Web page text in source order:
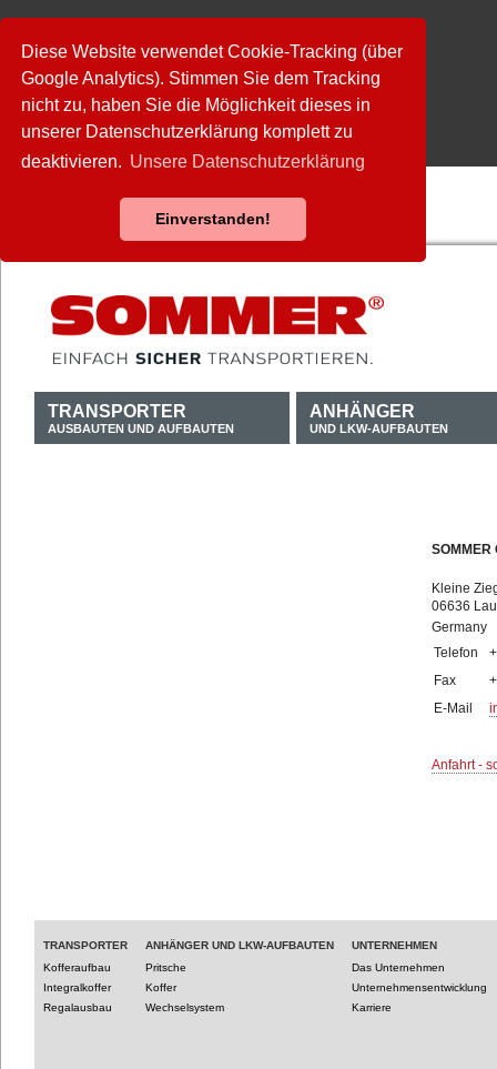
Diese Website verwendet Cookie-Tracking (über
Google Analytics). Stimmen Sie dem Tracking
nicht zu, haben Sie die Möglichkeit dieses in
unserer Datenschutzerklärung komplett zu
deaktivieren. Unsere Datenschutzerklärung
Einverstanden!
TRANSPORTER
AUSBAUTEN UND AUFBAUTEN
ANHÄNGER
UND LKW-AUFBAUTEN
SOMMER
Kleine
06636
Germany
Telefon
Fax
E-Mail
Anfahrt -
TRANSPORTER
Kofferaufbau
Integralkoffer
Regalausbau
ANHÄNGER UND LKW-AUFBAUTEN
Pritsche
Koffer
Wechselsystem
UNTERNEHMEN
Das Unternehmen
Unternehmensentwicklung
Karriere